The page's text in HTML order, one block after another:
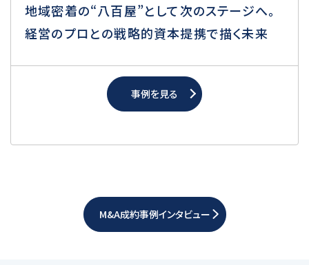
地域密着の“八百屋”として次のステージへ。
経営のプロとの戦略的資本提携で描く未来
事例を見る
M&A成約事例インタビュー